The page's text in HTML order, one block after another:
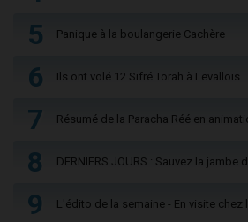
5 Panique à la boulangerie Cachère
6 Ils ont volé 12 Sifré Torah à
7 Résumé de la Paracha Réé en
8 DERNIERS JOURS : Sauvez la jambe
9 L'édito de la semaine - En visite chez